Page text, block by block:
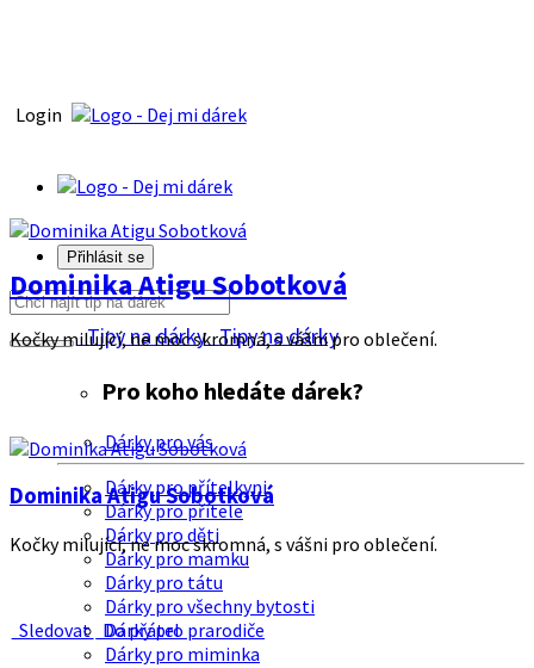
Login
Přihlásit se
Tipy na dárkyTipy na dárky
Pro koho hledáte dárek?
Dárky pro vás
Dárky pro přítelkyni
Dárky pro přítele
Dárky pro děti
Dárky pro mamku
Dárky pro tátu
Dárky pro všechny bytosti
Dárky pro prarodiče
Dárky pro miminka
Dominika Atigu Sobotková
Kočky milující, ne moc skromná, s vášni pro oblečení.
Dominika Atigu Sobotková
Kočky milující, ne moc skromná, s vášni pro oblečení.
Sledovat Do přátel